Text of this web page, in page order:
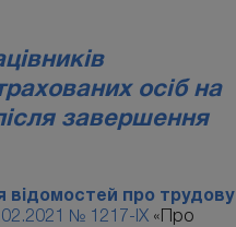
осіб на
завершення
відомостей про трудову
№ 1217-IX «Про